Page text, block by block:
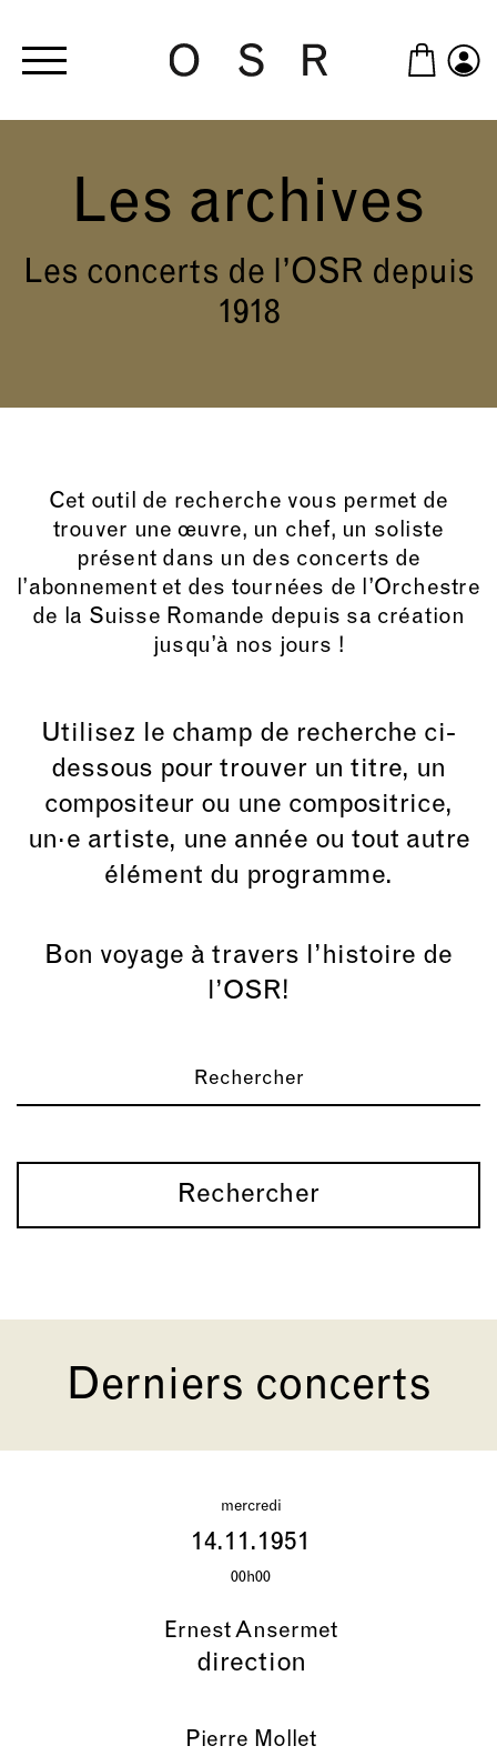
Les archives
Les concerts de l’OSR depuis
1918
Cet outil de recherche vous permet de
trouver une œuvre, un chef, un soliste
présent dans un des concerts de
l’abonnement et des tournées de l’Orchestre
de la Suisse Romande depuis sa création
jusqu’à nos jours !
Utilisez le champ de recherche ci-
dessous pour trouver un titre, un
compositeur ou une compositrice,
un·e artiste, une année ou tout autre
élément du programme.
Bon voyage à travers l’histoire de
l’OSR!
Rechercher
Derniers concerts
mercredi
14.11.1951
00h00
Ernest Ansermet
direction
Pierre Mollet